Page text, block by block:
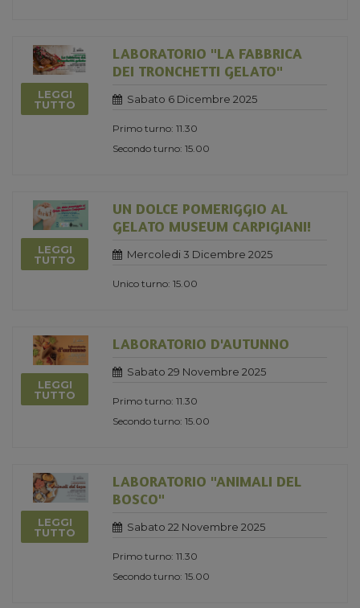
LEGGI
TUTTO
LABORATORIO "LA FABBRICA
DEI TRONCHETTI GELATO"
Sabato 6 Dicembre 2025
Primo turno: 11.30
Secondo turno: 15.00
LEGGI
TUTTO
UN DOLCE POMERIGGIO AL
GELATO MUSEUM CARPIGIANI!
Mercoledi 3 Dicembre 2025
Unico turno: 15.00
LEGGI
TUTTO
LABORATORIO D'AUTUNNO
Sabato 29 Novembre 2025
Primo turno: 11.30
Secondo turno: 15.00
LEGGI
TUTTO
LABORATORIO "ANIMALI DEL
BOSCO"
Sabato 22 Novembre 2025
Primo turno: 11.30
Secondo turno: 15.00